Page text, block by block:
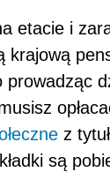
etacie i
krajową
prowadząc
z
są